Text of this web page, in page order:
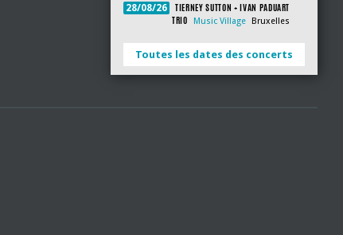
28/08/26
TIERNEY SUTTON + IVAN PADUART
TRIO
Music Village Bruxelles
Toutes les dates des concerts